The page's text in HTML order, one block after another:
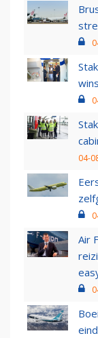
04-
Air